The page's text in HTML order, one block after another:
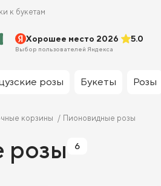
к букетам
Хорошее место 2026 5.0
Выбор пользователей Яндекса
розы Букеты Розы
корзины Пионовидные розы
розы 6